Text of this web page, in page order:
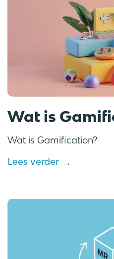
Wat is
Wat is Gamification?
Lees verder